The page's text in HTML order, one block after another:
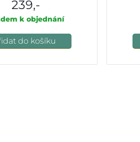
239,-
k objednání
do košíku